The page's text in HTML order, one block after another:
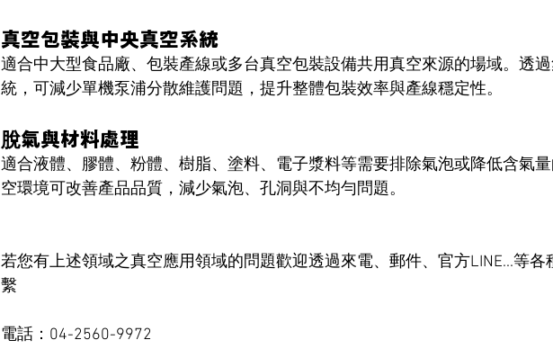
真空包裝與中央真空系統
適合中大型食品廠、包裝產線或多台真空包裝設備共用真空來源的場域。透
統，可減少單機泵浦分散維護問題，提升整體包裝效率與產線穩定性。
脫氣與材料處理
適合液體、膠體、粉體、樹脂、塗料、電子漿料等需要排除氣泡或降低含氣
空環境可改善產品品質，減少氣泡、孔洞與不均勻問題。
若您有上述領域之真空應用領域的問題歡迎透過來電、郵件、官方LINE...等各
繫
電話：04-2560-9972